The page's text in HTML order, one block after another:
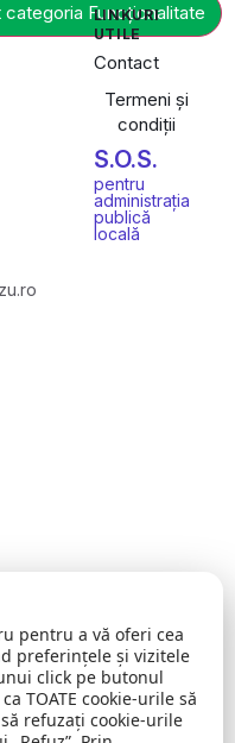
Funcționalitate
LINKURI
UTILE
Contact
Termeni și
condiții
S.O.S.
pentru
administrația
publică
locală
pentru a vă oferi cea
preferințele și vizitele
click pe butonul
TOATE cookie-urile să
refuzați cookie-urile